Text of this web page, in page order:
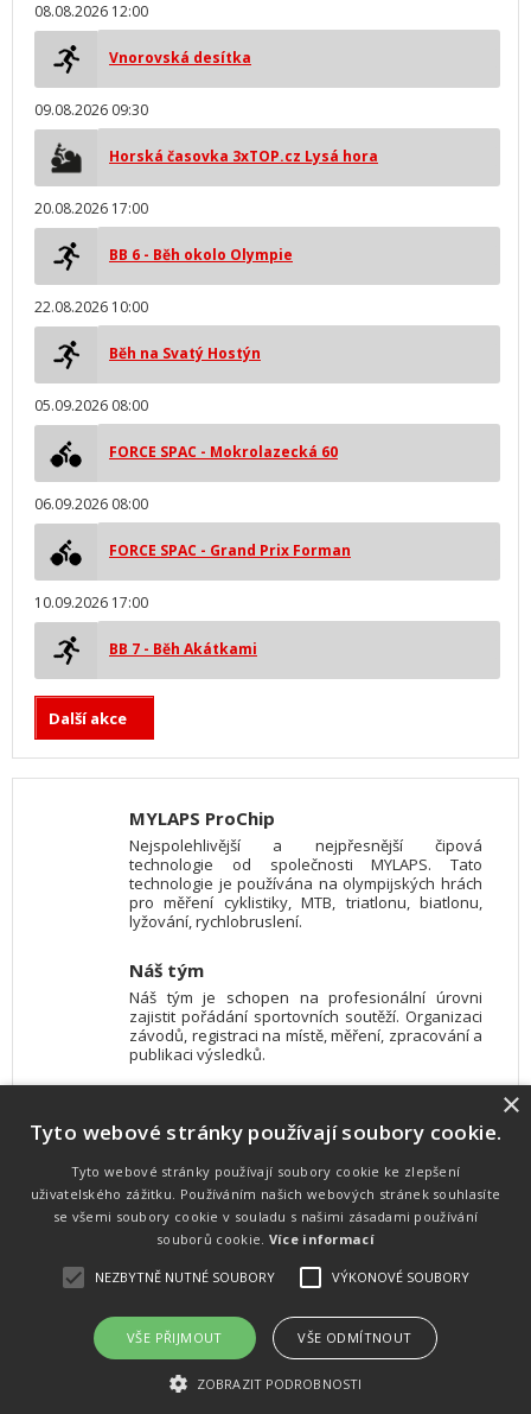
08.08.2026 12:00
Vnorovská desítka
09.08.2026 09:30
Horská časovka 3xTOP.cz Lysá hora
20.08.2026 17:00
BB 6 - Běh okolo Olympie
22.08.2026 10:00
Běh na Svatý Hostýn
05.09.2026 08:00
FORCE SPAC - Mokrolazecká 60
06.09.2026 08:00
FORCE SPAC - Grand Prix Forman
10.09.2026 17:00
BB 7 - Běh Akátkami
Další akce
MYLAPS ProChip
Nejspolehlivější a nejpřesnější čipová
technologie od společnosti MYLAPS. Tato
technologie je používána na olympijských hrách
pro měření cyklistiky, MTB, triatlonu, biatlonu,
lyžování, rychlobruslení.
Náš tým
Náš tým je schopen na profesionální úrovni
zajistit pořádání sportovních soutěží. Organizaci
závodů, registraci na místě, měření, zpracování a
publikaci výsledků.
Pro měření, zpracování a publikaci výsledků
používáme software vyvinutý na zakázku. Lze
online publikovat výsledky komentátorovi na
obrazovky a s nepatrným zpožděním na
webových stránkách.
souhlasu zakázáno.
Zabýváme se časomírou, výsledkovým servisem na různých malých i velkých sportovních
akcích a také přímo pořádáním sportovních akcí.
×
Tyto webové stránky používají soubory cookie.
Tyto webové stránky používají soubory cookie ke zlepšení
uživatelského zážitku. Používáním našich webových stránek souhlasíte
se všemi soubory cookie v souladu s našimi zásadami používání
souborů cookie. Více informací
NEZBYTNĚ NUTNÉ SOUBORY VÝKONOVÉ SOUBORY
VŠE PŘIJMOUT VŠE ODMÍTNOUT
ZOBRAZIT PODROBNOSTI